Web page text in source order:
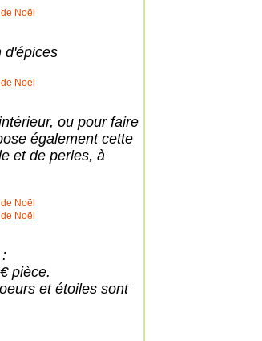
d'épices
ou pour faire
également cette
et de perles, à
pièce.
et étoiles sont